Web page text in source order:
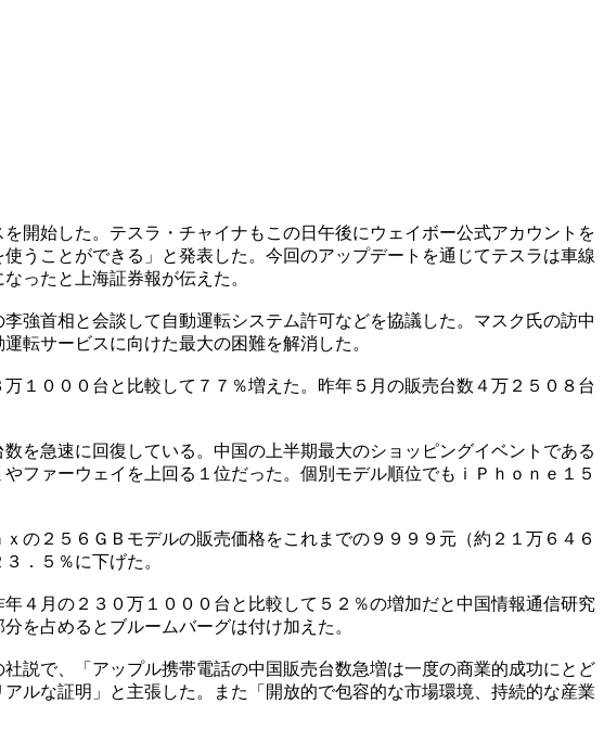
開始した。テスラ・チャイナもこの日午後にウェイボー公式アカウントを
うことができる」と発表した。今回のアップデートを通じてテスラは車線
ったと上海証券報が伝えた。
強首相と会談して自動運転システム許可などを協議した。マスク氏の訪中
転サービスに向けた最大の困難を解消した。
１０００台と比較して７７％増えた。昨年５月の販売台数４万２５０８台
を急速に回復している。中国の上半期最大のショッピングイベントである
ファーウェイを上回る１位だった。個別モデル順位でもｉＰｈｏｎｅ１５
の２５６ＧＢモデルの販売価格をこれまでの９９９９元（約２１万６４６
．５％に下げた。
４月の２３０万１０００台と比較して５２％の増加だと中国情報通信研究
を占めるとブルームバーグは付け加えた。
説で、「アップル携帯電話の中国販売台数急増は一度の商業的成功にとど
ルな証明」と主張した。また「開放的で包容的な市場環境、持続的な産業